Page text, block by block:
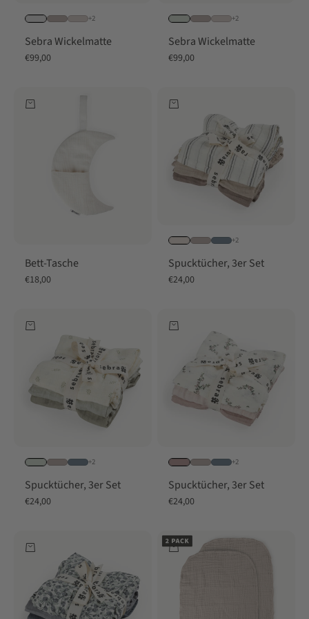
+2
Sebra Wickelmatte
Angebot
€99,00
+2
Sebra Wickelmatte
Angebot
€99,00
In den Warenkorb
Bett-Tasche
Angebot
€18,00
In den Warenkorb
+2
Spucktücher, 3er Set
Angebot
€24,00
In den Warenkorb
+2
Spucktücher, 3er Set
Angebot
€24,00
In den Warenkorb
+2
Spucktücher, 3er Set
Angebot
€24,00
In den Warenkorb In den Warenkorb